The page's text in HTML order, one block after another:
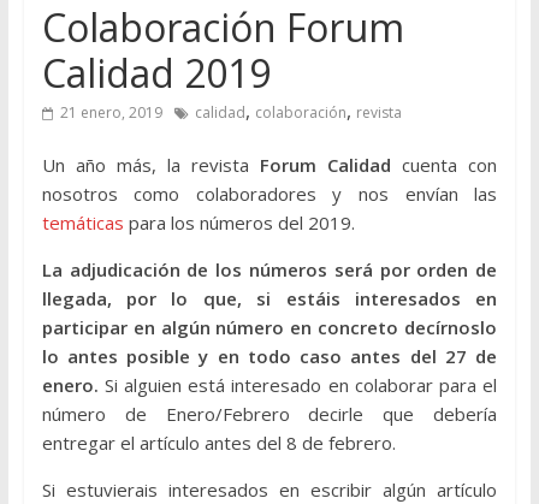
Colaboración Forum
Calidad 2019
21 enero, 2019 calidad, colaboración, revista
Un año más, la revista Forum Calidadcuenta con
nosotros como colaboradores y nos envían las
temáticas para los números del 2019.
La adjudicación de los números será por orden de
llegada, por lo que, si estáis interesados en
participar en algún número en concreto decírnoslo
lo antes posible y en todo caso antes del 27 de
enero. Si alguien está interesado en colaborar para el
número de Enero/Febrero decirle que debería
entregar el artículo antes del 8 de febrero.
Si estuvierais interesados en escribir algún artículo